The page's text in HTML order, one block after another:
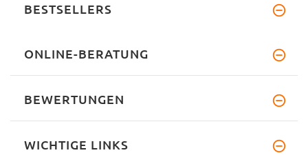
BESTSELLERS
ONLINE-BERATUNG
BEWERTUNGEN
WICHTIGE LINKS